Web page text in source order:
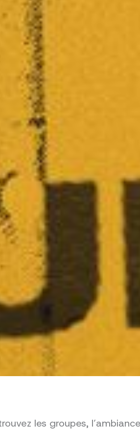
les groupes,